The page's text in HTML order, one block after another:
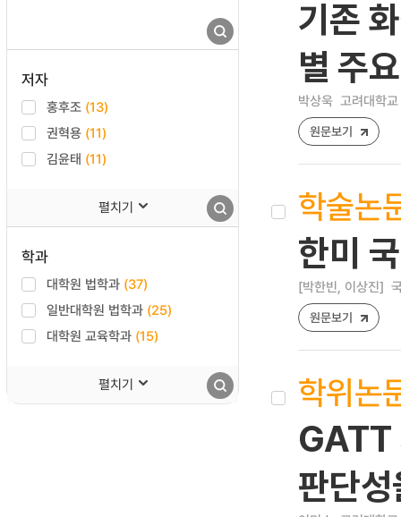
저자
홍후조 (13)
권혁용 (11)
김윤태 (11)
펼치기
학과
대학원 법학과 (37)
일반대학원 법학과 (25)
대학원 교육학과 (15)
펼치기
기존
별 주
박상욱 고려대학
원문보기
학술논
한미
[박한빈, 이상진]
원문보기
학위논
GATT
판단